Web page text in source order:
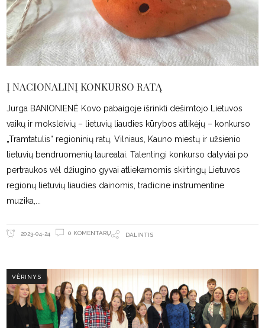
Į NACIONALINĮ KONKURSO RATĄ
Jurga BANIONIENĖ Kovo pabaigoje išrinkti dešimtojo Lietuvos
vaikų ir moksleivių – lietuvių liaudies kūrybos atlikėjų – konkurso
„Tramtatulis“ regioninių ratų, Vilniaus, Kauno miestų ir užsienio
lietuvių bendruomenių laureatai. Talentingi konkurso dalyviai po
pertraukos vėl džiugino gyvai atliekamomis skirtingų Lietuvos
regionų lietuvių liaudies dainomis, tradicine instrumentine
muzika,
2023-04-24 0 KOMENTARŲ DALINTIS
VĖRINYS